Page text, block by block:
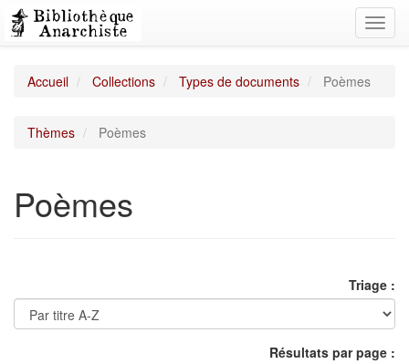
Accueil Collections Types de documents Poèmes
Thèmes Poèmes
Poèmes
Triage :
Résultats par page :